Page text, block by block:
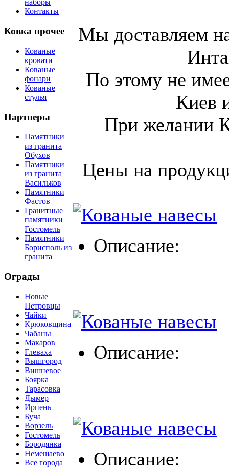
наборы
Контакты
Ковка прочее
Кованые
кровати
Кованые
фонари
Кованые
стулья
Партнеры
Памятники
из гранита
Обухов
Памятники
из гранита
Васильков
Памятники
Фастов
Гранитные
памятники
Гостомель
Памятники
Борисполь из
гранита
Ограды
Новые
Петровцы
Чайки
Крюковщина
Чабаны
Макаров
Глеваха
Вышгород
Вишневое
Боярка
Тарасовка
Дымер
Ирпень
Буча
Ворзель
Гостомель
Бородянка
Немешаево
Все города
Мы доставляем
По этому не
Киев
При желании
Цены на
Описание:
Описание:
Описание: